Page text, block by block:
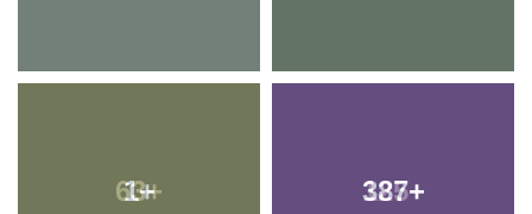
1+ 387+
63+ 125+